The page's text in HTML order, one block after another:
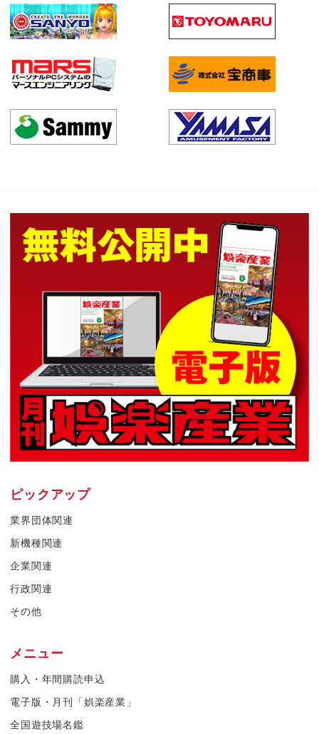
ピックアップ
業界団体関連
新機種関連
企業関連
行政関連
その他
メニュー
購入・年間購読申込
電子版・月刊「娯楽産業」
全国遊技場名鑑